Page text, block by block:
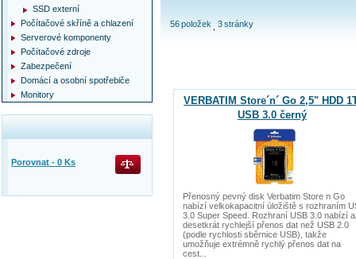
56položek 3stránky
VERBATIM Store´n´ Go 2,5" HDD
USB 3.0 černý
Přenosný pevný disk Verbatim Store n Go
nabízí velkokapacitní úložiště s rozhraním
3.0 Super Speed. Rozhraní USB 3.0 nabízí
desetkrát rychlejší přenos dat než USB 2.0
(podle rychlosti sběrnice USB), takže
umožňuje extrémně rychlý přenos dat na
cest...
SSD externí
Počítačové skříně a chlazení
Serverové komponenty
Počítačové zdroje
Zabezpečení
Domácí a osobní spotřebiče
Monitory
Porovnat - 0 Ks